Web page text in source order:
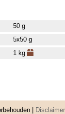
50 g
5x50 g
1 kg
| Disclaimer